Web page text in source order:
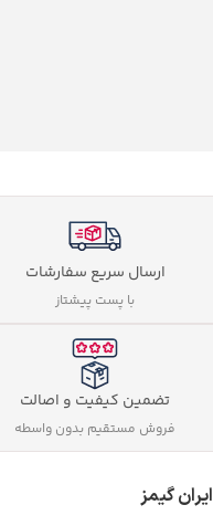
ارسال سریع سفارشات
با پست پیشتاز
تضمین کیفیت و اصالت
فروش مستقیم بدون واسطه
ایران گیمز